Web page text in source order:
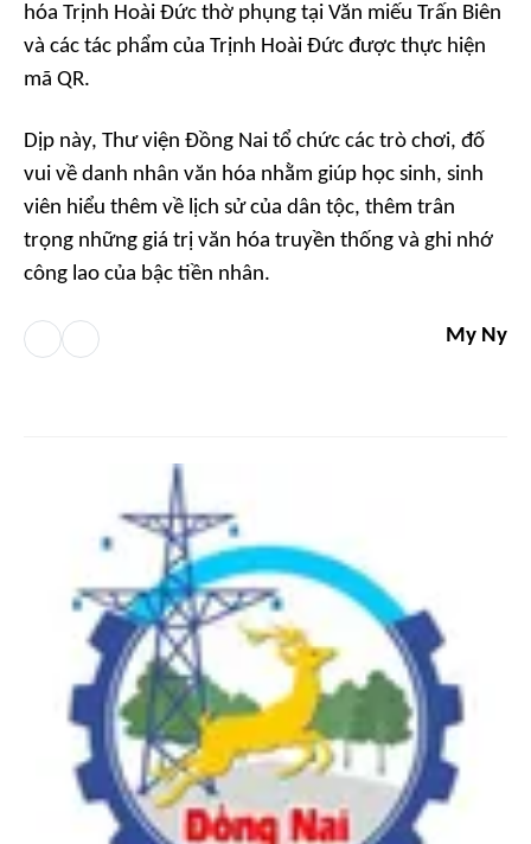
hóa Trịnh Hoài Đức thờ phụng tại Văn miếu Trấn Biên
và các tác phẩm của Trịnh Hoài Đức được thực hiện
mã QR.
Dịp này, Thư viện Đồng Nai tổ chức các trò chơi, đố
vui về danh nhân văn hóa nhằm giúp học sinh, sinh
viên hiểu thêm về lịch sử của dân tộc, thêm trân
trọng những giá trị văn hóa truyền thống và ghi nhớ
công lao của bậc tiền nhân.
My Ny